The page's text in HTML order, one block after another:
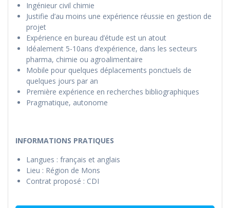
Ingénieur civil chimie
Justifie d’au moins une expérience réussie en gestion de
projet
Expérience en bureau d’étude est un atout
Idéalement 5-10ans d’expérience, dans les secteurs
pharma, chimie ou agroalimentaire
Mobile pour quelques déplacements ponctuels de
quelques jours par an
Première expérience en recherches bibliographiques
Pragmatique, autonome
INFORMATIONS PRATIQUES
Langues : français et anglais
Lieu : Région de Mons
Contrat proposé : CDI